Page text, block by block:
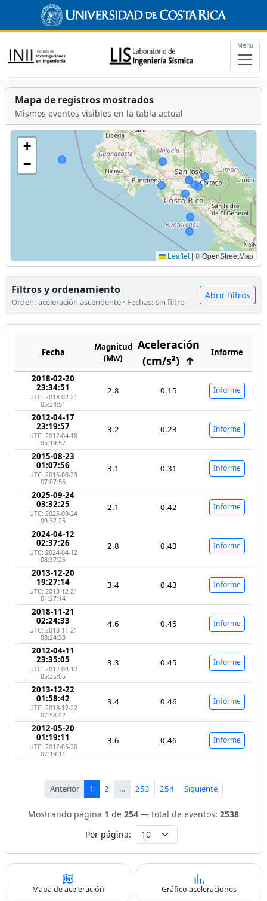
Menú
Mapa de registros mostrados
Mismos eventos visibles en la tabla actual
+
−
Leaflet | © OpenStreetMap
Filtros y ordenamiento
Orden: aceleración ascendente · Fechas: sin filtro
Abrir filtros
Fecha
Magnitud
(Mw)
Aceleración
(cm/s²) ↑
Informe
2018-02-20
23:34:51
UTC: 2018-02-21
05:34:51
2.8 0.15 Informe
2012-04-17
23:19:57
UTC: 2012-04-18
05:19:57
3.2 0.23 Informe
2015-08-23
01:07:56
UTC: 2015-08-23
07:07:56
3.1 0.31 Informe
2025-09-24
03:32:25
UTC: 2025-09-24
09:32:25
2.1 0.42 Informe
2024-04-12
02:37:26
UTC: 2024-04-12
08:37:26
2.8 0.43 Informe
2013-12-20
19:27:14
UTC: 2013-12-21
01:27:14
3.4 0.43 Informe
2018-11-21
02:24:33
UTC: 2018-11-21
08:24:33
4.6 0.45 Informe
2012-04-11
23:35:05
UTC: 2012-04-12
05:35:05
3.3 0.45 Informe
2013-12-22
01:58:42
UTC: 2013-12-22
07:58:42
3.4 0.46 Informe
2012-05-20
01:19:11
UTC: 2012-05-20
07:19:11
3.6 0.46 Informe
Anterior 1 2 … 253 254 Siguiente
Mostrando página 1 de 254 — total de eventos: 2538
Por página:
Mapa de aceleración Gráfico aceleraciones